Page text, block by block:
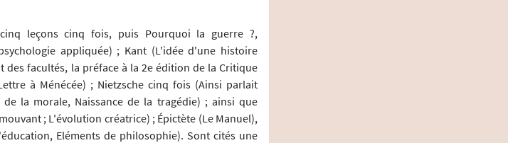
leçons cinq fois, puis Pourquoi la guerre ?,
appliquée) ; Kant (L'idée d'une histoire
facultés, la préface à la 2e édition de la Critique
à Ménécée) ; Nietzsche cinq fois (Ainsi parlait
la morale, Naissance de la tragédie) ; ainsi que
; L'évolution créatrice) ; Épictète (Le Manuel),
Eléments de philosophie). Sont cités une